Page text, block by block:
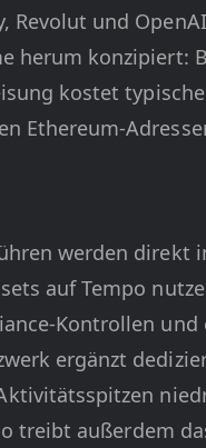
Revolut und
herum konzipiert:
kostet
Ethereum-
werden direkt
auf Tempo
Kontrollen und
ergänzt
treibt außerdem